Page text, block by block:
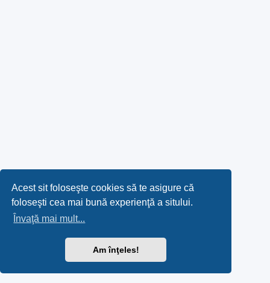
Acest sit foloseşte cookies să te asigure că
foloseşti cea mai bună experienţă a sitului.
Învaţă mai mult...
Am înţeles!